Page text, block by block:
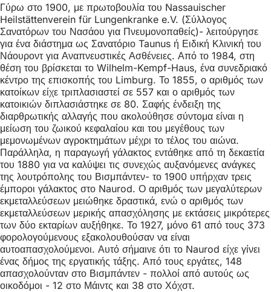
Γύρω στο 1900, με πρωτοβουλία του Nassauischer
Heilstättenverein für Lungenkranke e.V. (Σύλλογος
Σανατόρων του Νασάου για Πνευμονοπαθείς)- λειτούργησε
για ένα διάστημα ως Σανατόριο Taunus ή Ειδική Κλινική του
Νάουροντ για Αναπνευστικές Ασθένειες. Από το 1984, στη
θέση του βρίσκεται το Wilhelm-Kempf-Haus, ένα συνεδριακό
κέντρο της επισκοπής του Limburg. Το 1855, ο αριθμός των
κατοίκων είχε τριπλασιαστεί σε 557 και ο αριθμός των
κατοικιών διπλασιάστηκε σε 80. Σαφής ένδειξη της
διαρθρωτικής αλλαγής που ακολούθησε σύντομα είναι η
μείωση του ζωικού κεφαλαίου και του μεγέθους των
μεμονωμένων αγροκτημάτων μέχρι το τέλος του αιώνα.
Παράλληλα, η παραγωγή γάλακτος εντάθηκε από τη δεκαετία
του 1880 για να καλύψει τις συνεχώς αυξανόμενες ανάγκες
της λουτρόπολης του Βισμπάντεν- το 1900 υπήρχαν τρεις
έμποροι γάλακτος στο Naurod. Ο αριθμός των μεγαλύτερων
εκμεταλλεύσεων μειώθηκε δραστικά, ενώ ο αριθμός των
εκμεταλλεύσεων μερικής απασχόλησης με εκτάσεις μικρότερες
των δύο εκταρίων αυξήθηκε. Το 1927, μόνο 61 από τους 373
φορολογούμενους εξακολουθούσαν να είναι
αυτοαπασχολούμενοι. Αυτό σήμαινε ότι το Naurod είχε γίνει
ένας δήμος της εργατικής τάξης. Από τους εργάτες, 148
απασχολούνταν στο Βισμπάντεν - πολλοί από αυτούς ως
οικοδόμοι - 12 στο Μάιντς και 38 στο Χόχστ.